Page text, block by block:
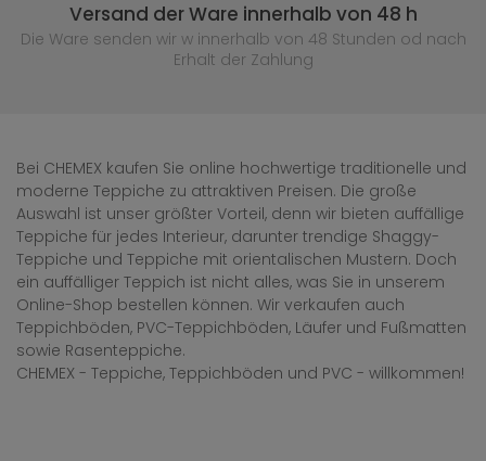
Versand der Ware innerhalb von 48 h
Die Ware senden wir w innerhalb von 48 Stunden od nach
Erhalt der Zahlung
Bei CHEMEX kaufen Sie online hochwertige traditionelle und
moderne Teppiche zu attraktiven Preisen. Die große
Auswahl ist unser größter Vorteil, denn wir bieten auffällige
Teppiche für jedes Interieur, darunter trendige Shaggy-
Teppiche und Teppiche mit orientalischen Mustern. Doch
ein auffälliger Teppich ist nicht alles, was Sie in unserem
Online-Shop bestellen können. Wir verkaufen auch
Teppichböden, PVC-Teppichböden, Läufer und Fußmatten
sowie Rasenteppiche.
CHEMEX - Teppiche, Teppichböden und PVC - willkommen!